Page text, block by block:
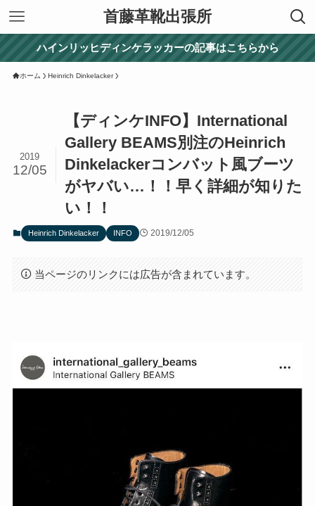
首藤革靴出張所
ハインリッヒディンケラッカーの記事はこちらから
ホーム Heinrich Dinkelacker
【ディンケINFO】International
Gallery BEAMS別注のHeinrich
Dinkelackerコンバット風ブーツ
がヤバい…！！早く詳細が知りた
い！！
2019
12/05
Heinrich Dinkelacker INFO 2019/12/05
当ページのリンクには広告が含まれています。